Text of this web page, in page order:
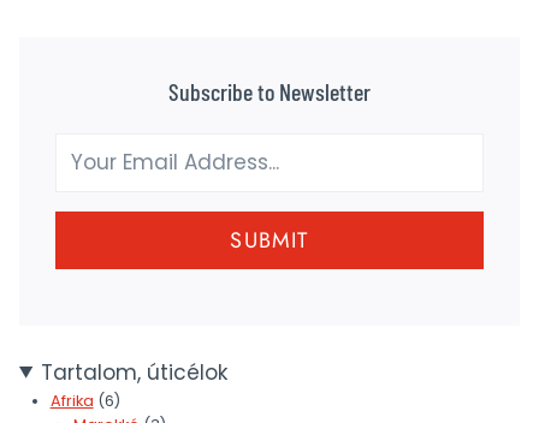
Subscribe to Newsletter
SUBMIT
Tartalom, úticélok
Afrika (6)